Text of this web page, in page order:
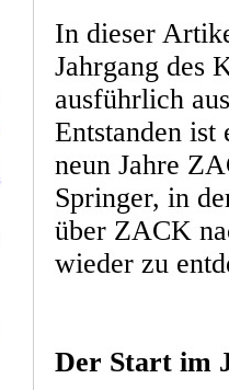
In dieser
Jahrgang des
ausführlich
Entstanden ist
neun Jahre
Springer, in
über ZACK
wieder zu
Der Start im